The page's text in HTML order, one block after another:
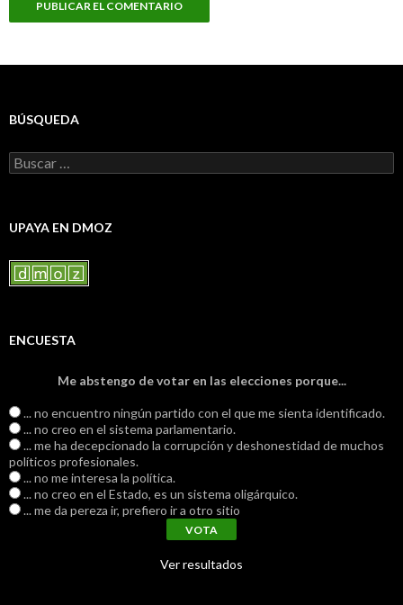
BÚSQUEDA
Buscar:
UPAYA EN DMOZ
ENCUESTA
Me abstengo de votar en las elecciones porque...
... no encuentro ningún partido con el que me sienta identificado.
... no creo en el sistema parlamentario.
... me ha decepcionado la corrupción y deshonestidad de muchos
políticos profesionales.
... no me interesa la política.
... no creo en el Estado, es un sistema oligárquico.
... me da pereza ir, prefiero ir a otro sitio
Ver resultados